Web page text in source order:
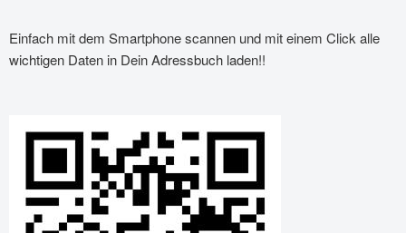
Einfach mit dem Smartphone scannen und mit einem Click alle
wichtigen Daten in Dein Adressbuch laden!!